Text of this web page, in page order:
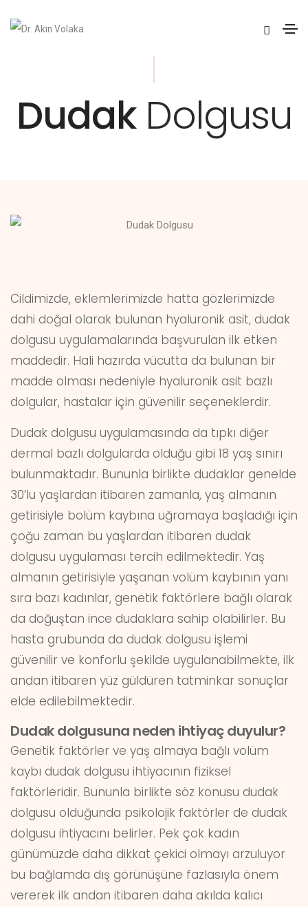
DudakDolgusu
Cildimizde, eklemlerimizde hatta gözlerimizde
dahi doğal olarak bulunan hyaluronik asit, dudak
dolgusu uygulamalarında başvurulan ilk etken
maddedir. Hali hazırda vücutta da bulunan bir
madde olması nedeniyle hyaluronik asit bazlı
dolgular, hastalar için güvenilir seçeneklerdir.
Dudak dolgusu uygulamasında da tıpkı diğer
dermal bazlı dolgularda olduğu gibi 18 yaş sınırı
bulunmaktadır. Bununla birlikte dudaklar genelde
30’lu yaşlardan itibaren zamanla, yaş almanın
getirisiyle bolüm kaybına uğramaya başladığı için
çoğu zaman bu yaşlardan itibaren dudak
dolgusu uygulaması tercih edilmektedir. Yaş
almanın getirisiyle yaşanan volüm kaybının yanı
sıra bazı kadınlar, genetik faktörlere bağlı olarak
da doğuştan ince dudaklara sahip olabilirler. Bu
hasta grubunda da dudak dolgusu işlemi
güvenilir ve konforlu şekilde uygulanabilmekte, ilk
andan itibaren yüz güldüren tatminkar sonuçlar
elde edilebilmektedir.
Dudak dolgusuna neden ihtiyaç duyulur?
Genetik faktörler ve yaş almaya bağlı volüm
kaybı dudak dolgusu ihtiyacının fiziksel
faktörleridir. Bununla birlikte söz konusu dudak
dolgusu olduğunda psikolojik faktörler de dudak
dolgusu ihtiyacını belirler. Pek çok kadın
günümüzde daha dikkat çekici olmayı arzuluyor
bu bağlamda dış görünüşüne fazlasıyla önem
vererek ilk andan itibaren daha akılda kalıcı